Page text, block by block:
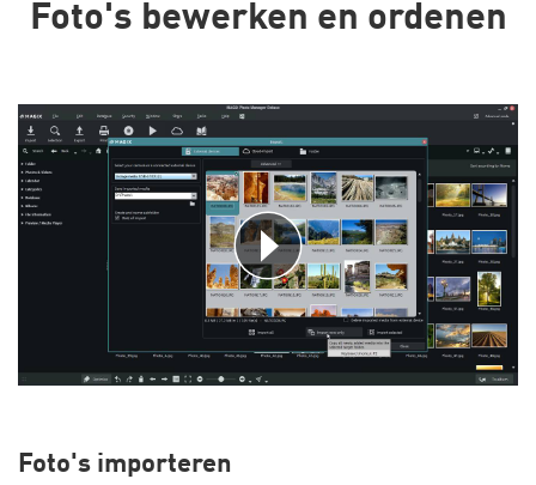
Foto's bewerken en ordenen
Foto's importeren